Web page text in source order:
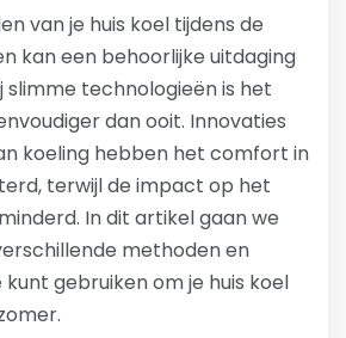
van je huis koel tijdens de
kan een behoorlijke uitdaging
slimme technologieën is het
dan ooit. Innovaties
koeling hebben het comfort in
terwijl de impact op het
In dit artikel gaan we
methoden en
gebruiken om je huis koel